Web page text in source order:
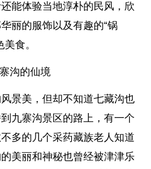
能体验当地淳朴的民风，欣
丽的服饰以及有趣的“锅
食。
沟的仙境
景美，但却不知道七藏沟也
九寨沟景区的路上，有一个
多的几个采药藏族老人知道
美丽和神秘也曾经被津津乐